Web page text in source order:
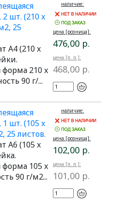
2 шт. (210 x
25
A4 (210 x
форма 210 x
90 г/...
наличие:
цена [розница]:
476,00 р.
цена [п. п.]:
468,00 р.
1 шт. (105 x
25 листов.
A6 (105 x
форма 105 x
90 г/м2...
наличие:
цена [розница]:
102,00 р.
цена [п. п.]:
101,00 р.